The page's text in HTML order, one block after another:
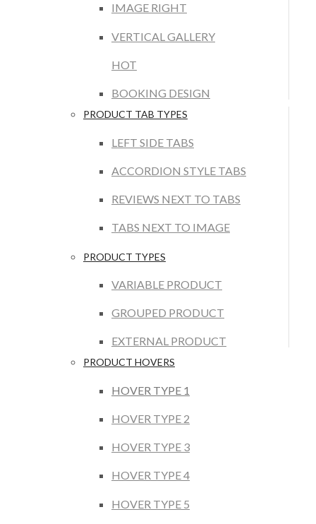
IMAGE RIGHT
VERTICAL GALLERY
HOT
BOOKING DESIGN
PRODUCT TAB TYPES
LEFT SIDE TABS
ACCORDION STYLE TABS
REVIEWS NEXT TO TABS
TABS NEXT TO IMAGE
PRODUCT TYPES
VARIABLE PRODUCT
GROUPED PRODUCT
EXTERNAL PRODUCT
PRODUCT HOVERS
HOVER TYPE 1
HOVER TYPE 2
HOVER TYPE 3
HOVER TYPE 4
HOVER TYPE 5